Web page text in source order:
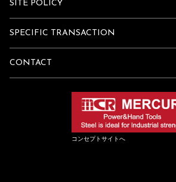
SITE POLICY
SPECIFIC TRANSACTION
CONTACT
コンセプトサイトへ